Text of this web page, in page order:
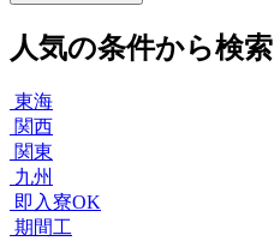
人気の条件から検索
東海
関西
関東
九州
即入寮OK
期間工